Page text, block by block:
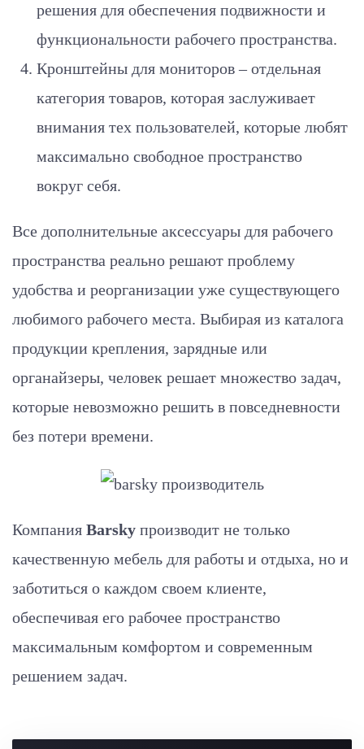
решения для обеспечения подвижности и
функциональности рабочего пространства.
Кронштейны для мониторов – отдельная
категория товаров, которая заслуживает
внимания тех пользователей, которые любят
максимально свободное пространство
вокруг себя.
Все дополнительные аксессуары для рабочего
пространства реально решают проблему
удобства и реорганизации уже существующего
любимого рабочего места. Выбирая из каталога
продукции крепления, зарядные или
органайзеры, человек решает множество задач,
которые невозможно решить в повседневности
без потери времени.
Компания Barsky производит не только
качественную мебель для работы и отдыха, но и
заботиться о каждом своем клиенте,
обеспечивая его рабочее пространство
максимальным комфортом и современным
решением задач.